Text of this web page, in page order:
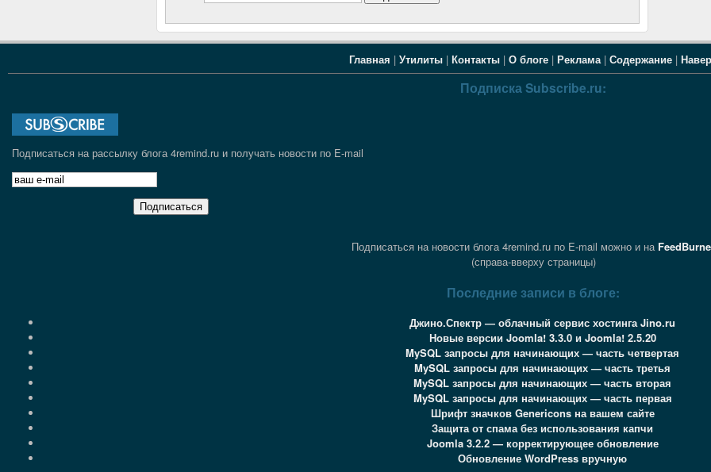
Главная | Утилиты | Контакты | О блоге | Реклама | Содержание |
Подписка Subscribe.ru:
Подписаться на рассылку блога 4remind.ru и получать новости по E-mail
Подписаться на новости блога 4remind.ru по E-mail можно и на
(справа-вверху страницы)
Последние записи в блоге:
Джино.Спектр — облачный сервис хостинга Jino.ru
Новые версии Joomla! 3.3.0 и Joomla! 2.5.20
MySQL запросы для начинающих — часть четвертая
MySQL запросы для начинающих — часть третья
MySQL запросы для начинающих — часть вторая
MySQL запросы для начинающих — часть первая
Шрифт значков Genericons на вашем сайте
Защита от спама без использования капчи
Joomla 3.2.2 — корректирующее обновление
Обновление WordPress вручную